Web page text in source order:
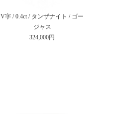
V字 / 0.4ct / タンザナイト / ゴー
ジャス
324,000円